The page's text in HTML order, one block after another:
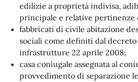
edilizie a proprietà indivisa,
principale e relative pertinenze
fabbricati di civile abitazione
sociali come definiti dal
infrastrutture 22 aprile 2008;
casa coniugale assegnata al
provvedimento di separazione